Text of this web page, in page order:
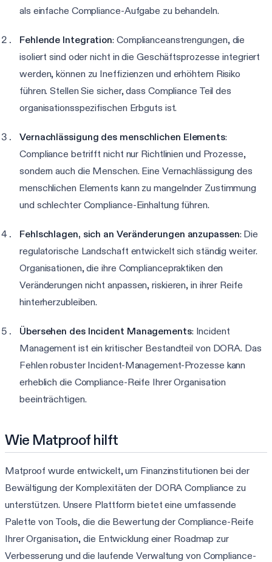
als einfache Compliance-Aufgabe zu behandeln.
Fehlende Integration: Complianceanstrengungen, die
isoliert sind oder nicht in die Geschäftsprozesse integriert
werden, können zu Ineffizienzen und erhöhtem Risiko
führen. Stellen Sie sicher, dass Compliance Teil des
organisationsspezifischen Erbguts ist.
Vernachlässigung des menschlichen Elements:
Compliance betrifft nicht nur Richtlinien und Prozesse,
sondern auch die Menschen. Eine Vernachlässigung des
menschlichen Elements kann zu mangelnder Zustimmung
und schlechter Compliance-Einhaltung führen.
Fehlschlagen, sich an Veränderungen anzupassen: Die
regulatorische Landschaft entwickelt sich ständig weiter.
Organisationen, die ihre Compliancepraktiken den
Veränderungen nicht anpassen, riskieren, in ihrer Reife
hinterherzubleiben.
Übersehen des Incident Managements: Incident
Management ist ein kritischer Bestandteil von DORA. Das
Fehlen robuster Incident-Management-Prozesse kann
erheblich die Compliance-Reife Ihrer Organisation
beeinträchtigen.
Wie Matproof hilft
Matproof wurde entwickelt, um Finanzinstitutionen bei der
Bewältigung der Komplexitäten der DORA Compliance zu
unterstützen. Unsere Plattform bietet eine umfassende
Palette von Tools, die die Bewertung der Compliance-Reife
Ihrer Organisation, die Entwicklung einer Roadmap zur
Verbesserung und die laufende Verwaltung von Compliance-